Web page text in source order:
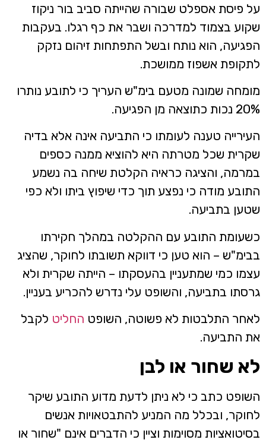
על פיסת אספלט שבורה שהייתה סביב בור ניקוז
שקוע בצמוד למדרכה ושבר את כף רגלו. בעקבות
הפגיעה, הוא נותח ובשל התפתחות זיהום נזקק
לתקופת אשפוז ממושכת.
מומחה שמונה מטעם בימ"ש העריך כי לתובע נותרו
20% נכות כתוצאה מן הפגיעה.
העירייה טענה לעומתו כי התביעה אינה אלא בדיה
שקרית שכל מטרתה היא להוציא ממנה כספים
במרמה, והציגה כראיה הקלטת שיחה בה נשמע
התובע מודה כי נפצע תוך כדי שיפוץ ביתו ולא כפי
שטען בתביעה.
כשעומת התובע עם ההקלטה במהלך חקירתו
בבימ"ש – הוא טען כי דווקא תשובתו לחוקר, שהציג
עצמו כמי שמתעניין בהעסקתו – הייתה שקרית ולא
גרסתו בתביעה, והשופט עלי נדרש להכריע בעניין.
לאחר התלבטות לא פשוטה, השופט החליט לקבל
את התביעה.
לא שחור או לבן
השופט כתב כי לא ניתן לדעת מדוע התובע שיקר
לחוקר, ובכלל מה המניע להתבטאויות אנשים
בסיטואציות מסוימות וציין כי הדברים אינם "שחור או